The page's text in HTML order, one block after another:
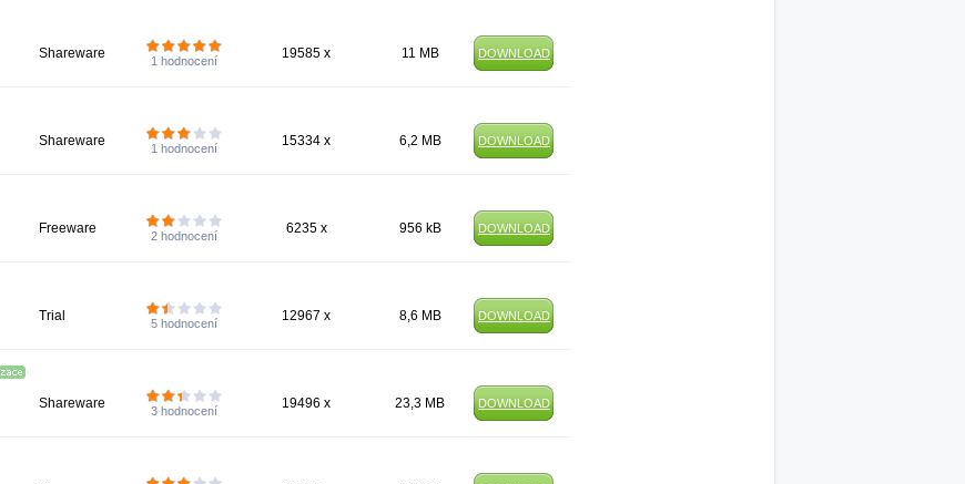
Shareware 1 hodnocení 19585 x 11 MB DOWNLOAD
Shareware 1 hodnocení 15334 x 6,2 MB DOWNLOAD
Freeware 2 hodnocení 6235 x 956 kB DOWNLOAD
Trial 5 hodnocení 12967 x 8,6 MB DOWNLOAD
Shareware 3 hodnocení 19496 x 23,3 MB DOWNLOAD